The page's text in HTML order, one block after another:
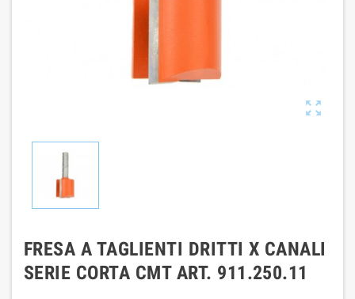

FRESA A TAGLIENTI DRITTI X CANALI
SERIE CORTA CMT ART. 911.250.11